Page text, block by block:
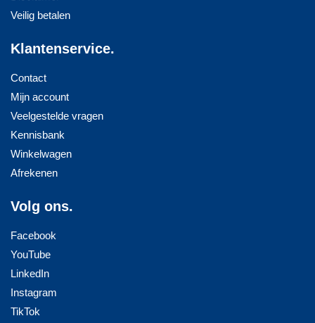
Veilig betalen
Klantenservice.
Contact
Mijn account
Veelgestelde vragen
Kennisbank
Winkelwagen
Afrekenen
Volg ons.
Facebook
YouTube
LinkedIn
Instagram
TikTok